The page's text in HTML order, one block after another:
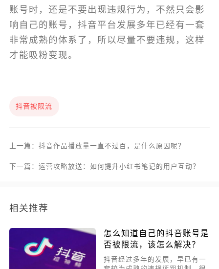
账号时，还是不要出现违规行为，不然只会影
响自己的账号，抖音平台发展多年已经有一套
非常成熟的体系了，所以尽量不要违规，这样
才能吸粉变现。
抖音被限流
上一篇：抖音作品播放量一直不过百，是什么原因呢？
下一篇：运营攻略放送：如何提升小红书笔记的用户互动？
相关推荐
怎么知道自己的抖音账号是
否被限流，该怎么解决？
抖音经过多年的发展，早已有一